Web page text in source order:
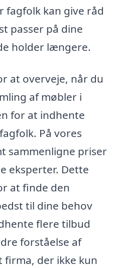
fagfolk kan give råd
passer på dine
holder længere.
at overveje, når du
af møbler i
for at indhente
På vores
sammenligne priser
eksperter. Dette
at finde den
til dine behov
flere tilbud
forståelse af
firma, der ikke kun